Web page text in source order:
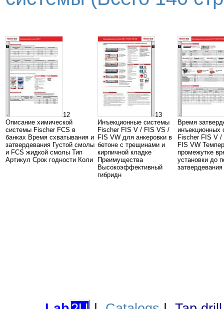
12
Описание химической
системы Fischer FCS в
банках Время схватывания и
затвердевания Густой смолы
и FCS жидкой смолы Тип
Артикул Срок годности Коли
13
Инъекционные системы
Fischer FIS V / FIS VS /
FIS VW для анкеровки в
бетоне с трещинами и
кирпичной кладке
Преимущества
Высокоэффективный
гибридн
Время
инъекционных
Fischer FIS V
FIS VW
промежутке
установки до